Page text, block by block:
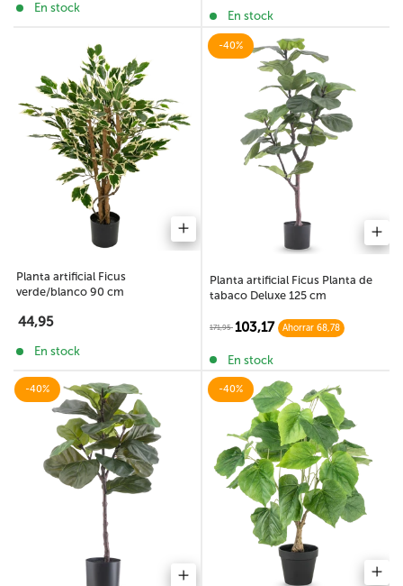
En stock
En stock
Planta artificial Ficus
verde/blanco 90 cm
44,95
En stock
-40%
Planta artificial Ficus Planta de
tabaco Deluxe 125 cm
171,95 103,17 Ahorrar 68,78
En stock
-40% -40%